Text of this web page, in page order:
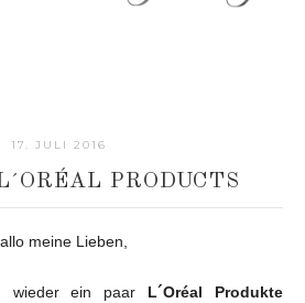
17. JULI 2016
PRODUCTS
meine Lieben,
wieder ein paar L´Oréal Produkte